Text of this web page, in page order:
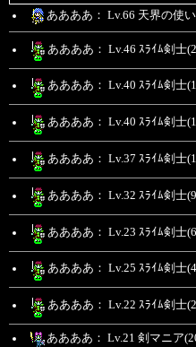
ああああ： Lv.66 天界の使
ああああ： Lv.46 ｽﾗｲﾑ剣士
ああああ： Lv.40 ｽﾗｲﾑ剣士
ああああ： Lv.40 ｽﾗｲﾑ剣士
ああああ： Lv.37 ｽﾗｲﾑ剣士
ああああ： Lv.32 ｽﾗｲﾑ剣士
ああああ： Lv.23 ｽﾗｲﾑ剣士
ああああ： Lv.25 ｽﾗｲﾑ剣士
ああああ： Lv.22 ｽﾗｲﾑ剣士
ああああ： Lv.21 剣マニア